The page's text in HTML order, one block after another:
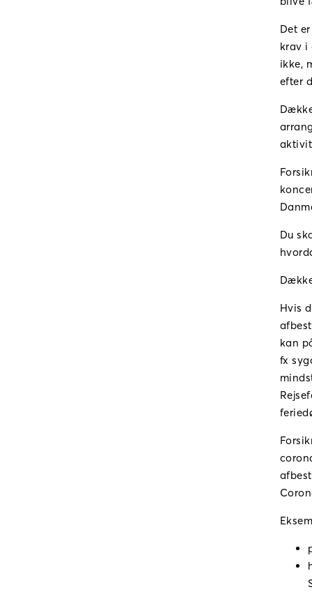
Det
krav i
ikke,
efter
Du
Hvis
kan
fx